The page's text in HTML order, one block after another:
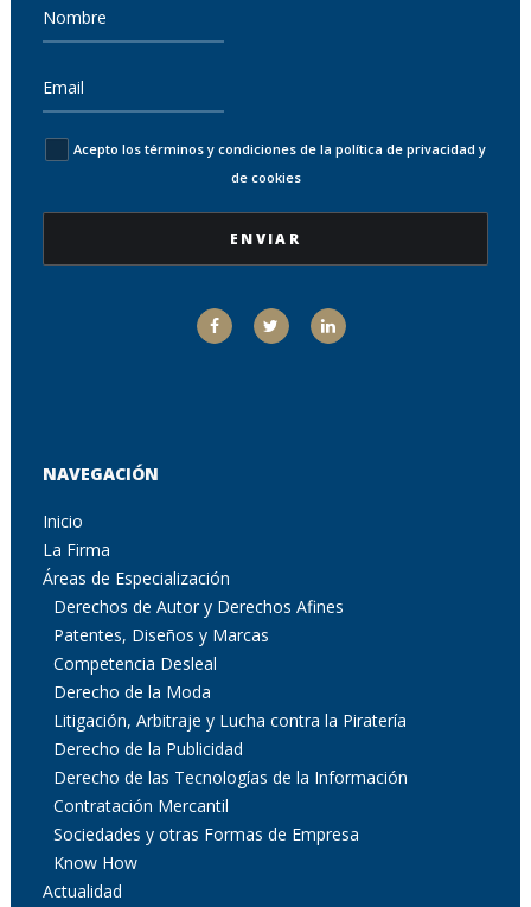
Acepto los términos y condiciones de la política de privacidad y
de cookies
NAVEGACIÓN
Inicio
La Firma
Áreas de Especialización
Derechos de Autor y Derechos Afines
Patentes, Diseños y Marcas
Competencia Desleal
Derecho de la Moda
Litigación, Arbitraje y Lucha contra la Piratería
Derecho de la Publicidad
Derecho de las Tecnologías de la Información
Contratación Mercantil
Sociedades y otras Formas de Empresa
Know How
Actualidad